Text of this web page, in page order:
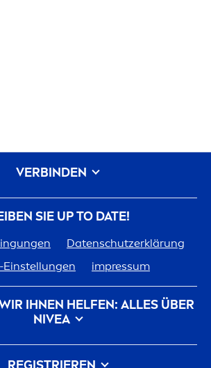
SIE UP TO DATE!
Datenschutzerklärung
Einstellungen
impressum
IHNEN HELFEN: ALLES ÜBER
NIVEA
Karriere bei Beiersdorf
VERBINDEN